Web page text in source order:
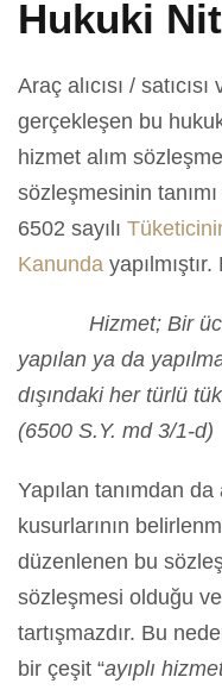
Hukuki
Araç alıcısı /
gerçekleşen bu
hizmet alım
sözleşmesinin
6502 sayılı
Kanunda
Hizmet; Bir ücret
yapılan ya da
dışındaki her türlü
(6500 S.Y. md 3/1-d)
Yapılan tanımdan
kusurlarının
düzenlenen bu
sözleşmesi olduğu
tartışmazdır. Bu
bir çeşit “ayıplı